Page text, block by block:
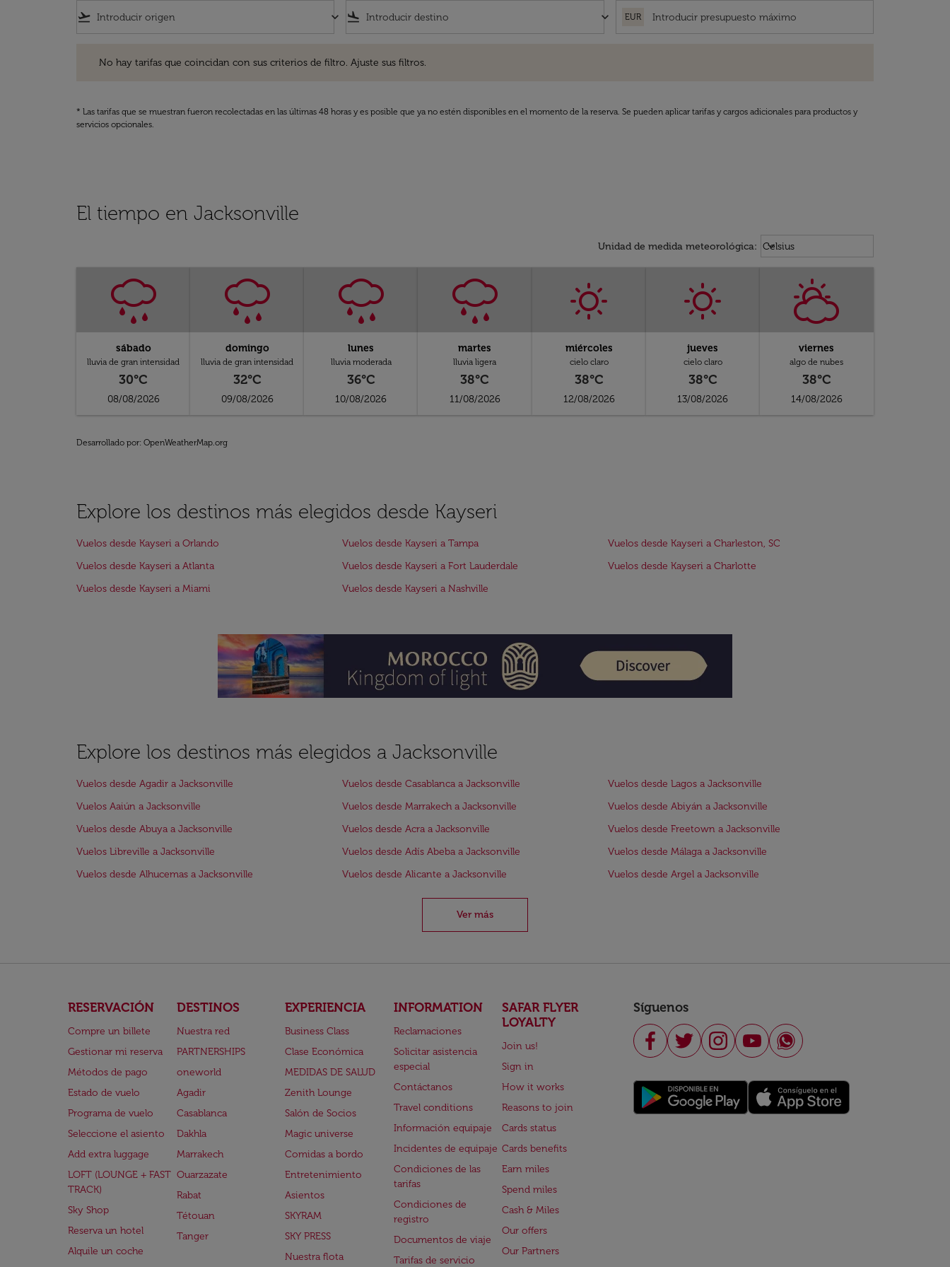
flight_takeoff keyboard_arrow_down flight_land keyboard_arrow_down EUR
No hay tarifas que coincidan con sus criterios de filtro. Ajuste sus filtros.
* Las tarifas que se muestran fueron recolectadas en las últimas 48 horas y es posible que ya no estén disponibles en el momento de la reserva. Se pueden aplicar tarifas y cargos adicionales para productos y
servicios opcionales.
El tiempo en Jacksonville
Unidad de medida meteorológica: Weather unit option Celsius
Celsius
keyboard_arrow_down
sábado
lluvia de gran intensidad
30°C
08/08/2026
domingo
lluvia de gran intensidad
32°C
09/08/2026
lunes
lluvia moderada
36°C
10/08/2026
martes
lluvia ligera
38°C
11/08/2026
miércoles
cielo claro
38°C
12/08/2026
jueves
cielo claro
38°C
13/08/2026
viernes
algo de nubes
38°C
14/08/2026
Desarrollado por: OpenWeatherMap.org
Explore los destinos más elegidos desde Kayseri
Vuelos desde Kayseri a Orlando Vuelos desde Kayseri a Tampa
Vuelos desde Kayseri a Charleston, SC
Vuelos desde Kayseri a Atlanta
Vuelos desde Kayseri a Fort Lauderdale
Vuelos desde Kayseri a Charlotte
Vuelos desde Kayseri a Miami
Vuelos desde Kayseri a Nashville
Explore los destinos más elegidos a Jacksonville
Vuelos desde Agadir a Jacksonville Vuelos desde Casablanca a Jacksonville
Vuelos desde Lagos a Jacksonville
Vuelos Aaiún a Jacksonville
Vuelos desde Marrakech a Jacksonville
Vuelos desde Abiyán a Jacksonville
Vuelos desde Abuya a Jacksonville
Vuelos desde Acra a Jacksonville
Vuelos desde Freetown a Jacksonville
Vuelos Libreville a Jacksonville
Vuelos desde Adís Abeba a Jacksonville
Vuelos desde Málaga a Jacksonville
Vuelos desde Alhucemas a Jacksonville
Vuelos desde Alicante a Jacksonville Vuelos desde Argel a Jacksonville
Ver más
RESERVACIÓN
Compre un billete
Gestionar mi reserva
Métodos de pago
Estado de vuelo
Programa de vuelo
Seleccione el asiento
Add extra luggage
LOFT (LOUNGE + FAST
TRACK)
Sky Shop
Reserva un hotel
Alquile un coche
DESTINOS
Nuestra red
PARTNERSHIPS
oneworld
Agadir
Casablanca
Dakhla
Marrakech
Ouarzazate
Rabat
Tétouan
Tanger
EXPERIENCIA
Business Class
Clase Económica
MEDIDAS DE SALUD
Zenith Lounge
Salón de Socios
Magic universe
Comidas a bordo
Entretenimiento
Asientos
SKYRAM
SKY PRESS
Nuestra flota
INFORMATION
Reclamaciones
Solicitar asistencia
especial
Contáctanos
Travel conditions
Información equipaje
Incidentes de equipaje
Condiciones de las
tarifas
Condiciones de
registro
Documentos de viaje
Tarifas de servicio
SAFAR FLYER
LOYALTY
Join us!
Sign in
How it works
Reasons to join
Cards status
Cards benefits
Earn miles
Spend miles
Cash & Miles
Our offers
Our Partners
Síguenos